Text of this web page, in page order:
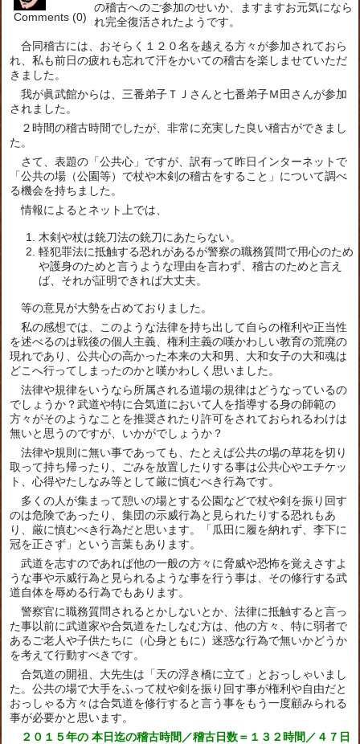
Comments (0)
の稽古へのご参加のせいか、ますますお元気になら
れ完全復活されたようです。
合同稽古には、おそらく１２０名を越える方々が参加されておら
れ、私も前日の疲れも忘れて汗をかいての稽古を楽しませていただ
きました。
我が眞武館からは、三番弟子ＴＪさんと七番弟子Ｍ田さんが参加
されました。
２時間の稽古時間でしたが、非常に充実した良い稽古ができまし
た。
さて、表題の「公共心」ですが、訳有って昨日インターネットで
「公共の場（公園等）で杖や木剣の稽古をすること」について調べ
る機会を持ちました。
情報によるとネット上では、
木剣や杖は銃刀法の銃刀にあたらない。
軽犯罪法に抵触する恐れがあるが警察の職務質問で用心のため
や護身のためと言うような理由を言わず、稽古のためと言え
ば、それが証明できれば大丈夫。
等の意見が大勢を占めておりました。
私の感想では、このような法律を持ち出して自らの権利や正当性
を述べるのは戦後の個人主義、権利主義の嘆かわしい教育の荒廃の
現れであり、公共心の高かった本来の大和男、大和女子の大和魂は
どこへ行ってしまったのかと嘆かわしく思いました。
法律や規律をいうなら所属される道場の規律はどうなっているの
でしょうか？武道や特に合気道において人を指導する身の師範の
方々がそのようなことを推奨されたり許可をされておられるわけは
無いと思うのですが、いかがでしょうか？
法律や規則に無い事であっても、たとえば公共の場の草花を切り
取って持ち帰ったり、ごみを放置したりする事は公共心やエチケッ
ト、心得やたしなみ等として厳に慎むべき行為です。
多くの人が集まって憩いの場とする公園などで杖や剣を振り回す
のは危険であったり、集団の示威行為と見られたりする恐れもあ
り、厳に慎むべき行為だと思います。「瓜田に履を納れず、李下に
冠を正さず」という言葉もあります。
武道を志すのであれば他の一般の方々に脅威や恐怖を覚えさすよ
うな事や示威行為と見られるような事を行う事は、その修行する武
道自体を辱める行為でもあります。
警察官に職務質問されるとかしないとか、法律に抵触すると言っ
た事以前に武道家や合気道をたしなむ方は、他の方々、特に弱者で
あるご老人や子供たちに（心身ともに）迷惑な行為で無いかどうか
を考えて行動すべきです。
合気道の開祖、大先生は「天の浮き橋に立て」とおっしゃいまし
た。公共の場で大手をふって杖や剣を振り回す事が権利や自由だと
おっしゃる方々は合気道を修行すると言う事をもう一度顧みられる
事が必要かと思います。
２０１５年の 本日迄の稽古時間／稽古日数＝１３２時間／４７日